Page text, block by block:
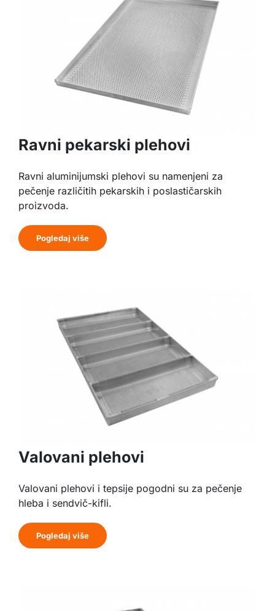
Ravni pekarski plehovi
Ravni aluminijumski plehovi su namenjeni za
pečenje različitih pekarskih i poslastičarskih
proizvoda.
Pogledaj više
Valovani plehovi
Valovani plehovi i tepsije pogodni su za pečenje
hleba i sendvič-kifli.
Pogledaj više